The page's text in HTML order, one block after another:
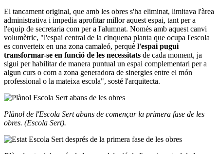
El tancament original, que amb les obres s'ha eliminat, limitava l'àrea
administrativa i impedia aprofitar millor aquest espai, tant per a
l'equip de secretaria com per a l'alumnat. Només amb aquest canvi
volumètric, "l'espai central de la cinquena planta que ocupa l'escola
es converteix en una zona camaleó, perquè l'espai pugui
transformar-se en funció de les necessitats de cada moment, ja
sigui per habilitar de manera puntual un espai complementari per a
algun curs o com a zona generadora de sinergies entre el món
professional o la mateixa escola", sosté l'arquitecta.
Plànol de l'Escola Sert abans de començar la primera fase de les
obres. (Escola Sert).